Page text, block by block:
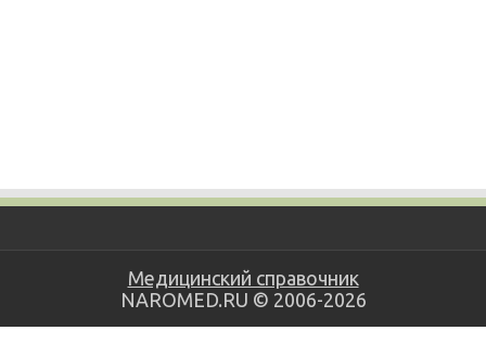
Медицинский справочник
NAROMED.RU © 2006-2026